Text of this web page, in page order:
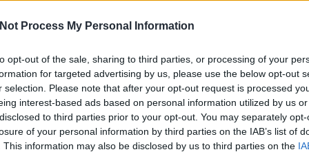
Process My Personal Information
opt-out of the sale, sharing to third parties, or processing of your
for targeted advertising by us, please use the below opt-out
selection. Please note that after your opt-out request is processed
interest-based ads based on personal information utilized by us
to third parties prior to your opt-out. You may separately
of your personal information by third parties on the IAB’s list of
This information may also be disclosed by us to third parties on the
eBay live chat
[Rambo]
az eBay nevében jelentek meg ismeretlenek, akik
hivatalos chat ablakot kínálták, https-en, érvényes
A